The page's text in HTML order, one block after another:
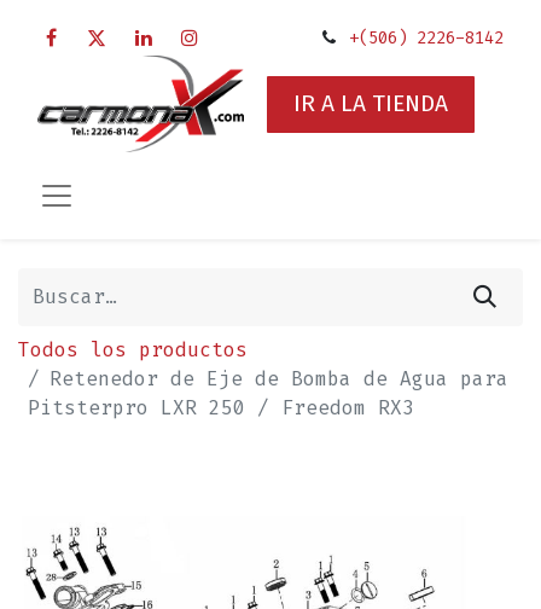
+(506) 2226-8142
IR A LA TIENDA
Todos los productos
Retenedor de Eje de Bomba de Agua para
Pitsterpro LXR 250 / Freedom RX3